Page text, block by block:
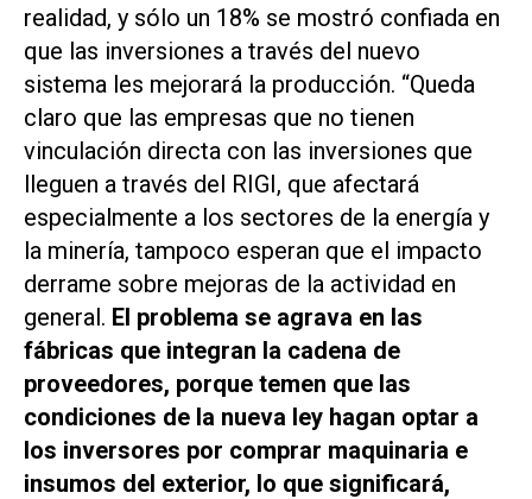
realidad, y sólo un 18% se mostró confiada en
que las inversiones a través del nuevo
sistema les mejorará la producción. “Queda
claro que las empresas que no tienen
vinculación directa con las inversiones que
lleguen a través del RIGI, que afectará
especialmente a los sectores de la energía y
la minería, tampoco esperan que el impacto
derrame sobre mejoras de la actividad en
general. El problema se agrava en las
fábricas que integran la cadena de
proveedores, porque temen que las
condiciones de la nueva ley hagan optar a
los inversores por comprar maquinaria e
insumos del exterior, lo que significará,